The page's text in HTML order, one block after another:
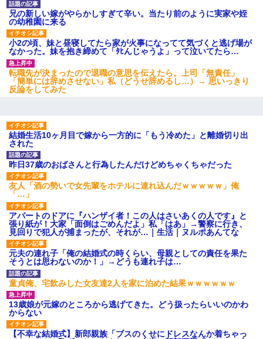
書店「息子さんが万引きしました」私「はっ？(息子目の前
にいるし…)うちの子ではないので迎えに行きません」→息
子を名乗ってた人物の正体が判明するも・・・
兄の新しい嫁がやらかしすぎて辛い。当たり前のように実家や姪
の幼稚園に来る
小2の頃、妹と昼寝してたら家が火事になってて気づくと逃げ場が
なかった。妹を抱き締めて「ﾀﾋんじゃうよ」って泣いてたら…
転職先が決まったので退職の意思を伝えたら。上司「無責任」
「簡単には辞めさせない」私（どうせ辞めるし…）→ 思いっきり
反論をしてみた
結婚生活10ヶ月目で嫁から一方的に「もう冷めた」と離婚切り出
された
昨日37歳のおばさんと行為したんだけどめちゃくちゃだった
友人「酒の勢いで女先輩をホテルに連れ込んだｗｗｗｗｗ」俺
「…」
アパートのドアに『ハンザイ者！この人はさいあくの人です』と
張り紙が！大家「面倒はごめんだよ」私「はあ」→警察に行き、
見回りで犯人が捕まったが、それが…｜生活｜ヌルポあんてな
元夫の連れ子「俺の結婚式の時くらい、母親としての責任を果た
そうとは思わないのか！」→どうも連れ子は…
童貞俺、宅飲みした女友達2人を家に泊めた結果ｗｗｗｗｗｗ
13歳娘が元嫁のところから逃げてきた。どう扱ったらいいのかわ
からない
【不幸な結婚式】新郎親族「ブスのくせにドレスなんか着ちゃっ